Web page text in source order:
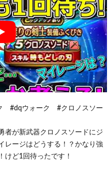
#dqウォーク #クロノスソー
者が新武器クロノスソードにジ
レージはどうする！？かなり強
けど1回待ったです！